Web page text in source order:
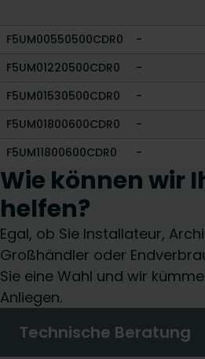
F5UM00550500CDR0 -
F5UM01220500CDR0
-
F5UM01530500CDR0
-
F5UM01800600CDR0
-
F5UM11800600CDR0
-
Wie können wir
helfen?
Egal, ob Sie Installateur,
Großhändler oder
Sie eine Wahl und wir
Anliegen.
Technische Beratung